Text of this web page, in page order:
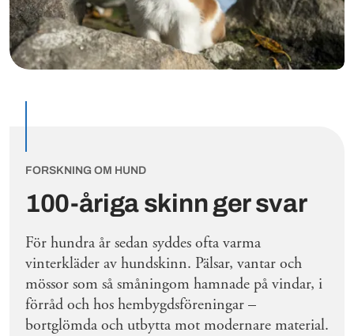
100-åriga skinn ger svar
FORSKNING OM HUND
För hundra år sedan syddes ofta varma
vinterkläder av hundskinn. Pälsar, vantar och
mössor som så småningom hamnade på vindar, i
förråd och hos hembygdsföreningar –
bortglömda och utbytta mot modernare material.